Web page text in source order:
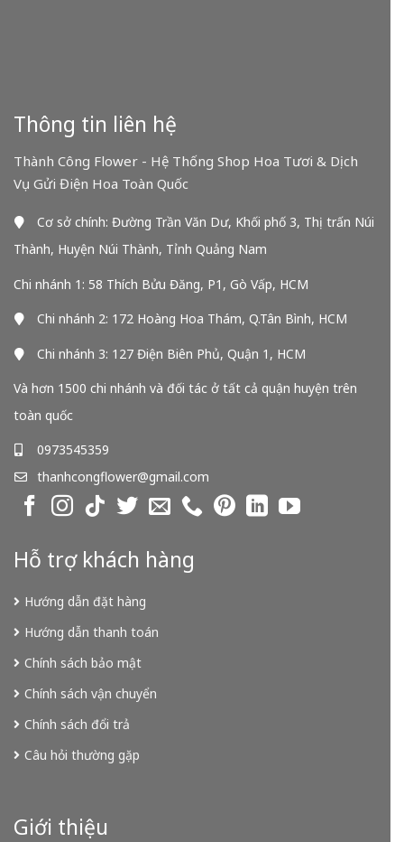
Thông tin liên hệ
Thành Công Flower - Hệ Thống Shop Hoa Tươi & Dịch
Vụ Gửi Điện Hoa Toàn Quốc
Cơ sở chính: Đường Trần Văn Dư, Khối phố 3, Thị trấn Núi
Thành, Huyện Núi Thành, Tỉnh Quảng Nam
Chi nhánh 1: 58 Thích Bửu Đăng, P1, Gò Vấp, HCM
Chi nhánh 2: 172 Hoàng Hoa Thám, Q.Tân Bình, HCM
Chi nhánh 3: 127 Điện Biên Phủ, Quận 1, HCM
Và hơn 1500 chi nhánh và đối tác ở tất cả quận huyện trên
toàn quốc
0973545359
thanhcongflower@gmail.com
Hỗ trợ khách hàng
Hướng dẫn đặt hàng
Hướng dẫn thanh toán
Chính sách bảo mật
Chính sách vận chuyển
Chính sách đổi trả
Câu hỏi thường gặp
Giới thiệu